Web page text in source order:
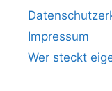
Impressum
Wer steckt